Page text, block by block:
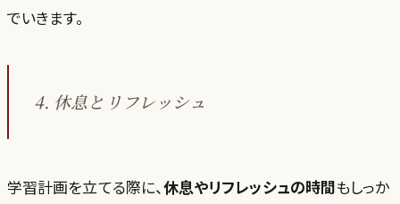
でいきます。
4. 休息とリフレッシュ
学習計画を立てる際に、休息やリフレッシュの時間もしっか